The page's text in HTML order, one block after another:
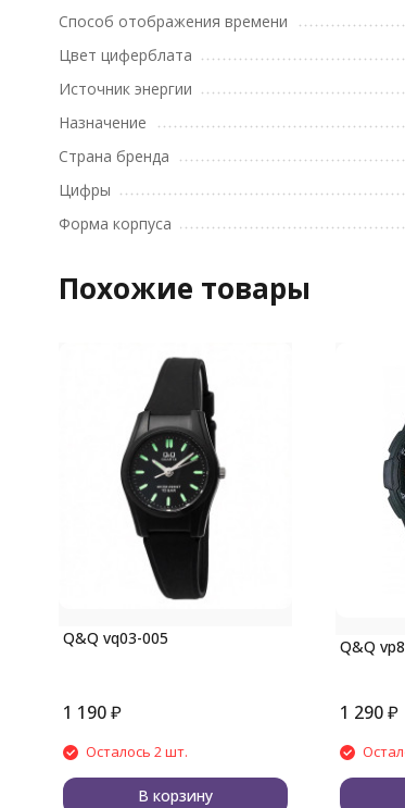
Способ отображения времени
Цвет циферблата
Источник энергии
Назначение
Страна бренда
Цифры
Форма корпуса
Похожие товары
Q&Q vq03-005
1 190 ₽
Осталось 2 шт.
В корзину
Q&Q
1 290₽